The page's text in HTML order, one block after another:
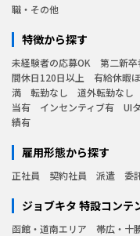
職・その他
特徴から探す
未経験者の応募OK 第二新卒
間休日120日以上
有給休暇
満
転勤なし 道外転勤なし
当有
インセンティブ有 UI
績有
雇用形態から探す
正社員 契約社員 派遣 委
ジョブキタ 特設コンテ
函館・道南エリア 帯広・十